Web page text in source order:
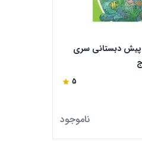
دبستانی سری
5
ناموجود